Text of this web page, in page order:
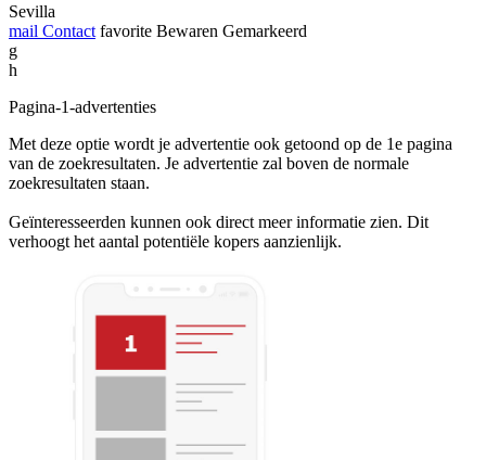
Sevilla
mail Contact favorite Bewaren Gemarkeerd
g
h
Pagina-1-advertenties
Met deze optie wordt je advertentie ook getoond op de 1e pagina
van de zoekresultaten. Je advertentie zal boven de normale
zoekresultaten staan.
Geïnteresseerden kunnen ook direct meer informatie zien. Dit
verhoogt het aantal potentiële kopers aanzienlijk.